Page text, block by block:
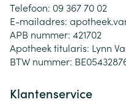
Telefoon: 09 367 70 02
E-mailadres:
APB nummer: 421702
Apotheek titularis: Lynn
BTW nummer:
Klantenservice